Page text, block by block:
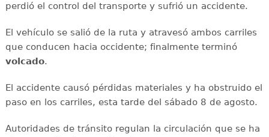
perdió el control del transporte y sufrió un accidente.
El vehículo se salió de la ruta y atravesó ambos carriles
que conducen hacia occidente; finalmente terminó
volcado.
El accidente causó pérdidas materiales y ha obstruido el
paso en los carriles, esta tarde del sábado 8 de agosto.
Autoridades de tránsito regulan la circulación que se ha